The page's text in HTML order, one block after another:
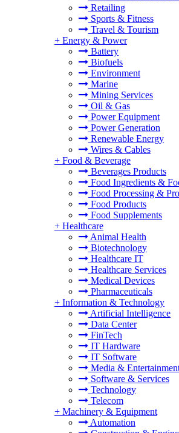
Retailing
Sports & Fitness
Travel & Tourism
+ Energy & Power
Battery
Biofuels
Environment
Marine
Mining Services
Oil & Gas
Power Equipment
Power Generation
Renewable Energy
Wires & Cables
+ Food & Beverage
Beverages Products
Food Ingredients &
Food Processing &
Food Products
Food Supplements
+ Healthcare
Animal Health
Biotechnology
Healthcare IT
Healthcare Services
Medical Devices
Pharmaceuticals
+ Information & Technology
Artificial Intelligence
Data Center
FinTech
IT Hardware
IT Software
Media &
Software & Services
Technology
Telecom
+ Machinery & Equipment
Automation